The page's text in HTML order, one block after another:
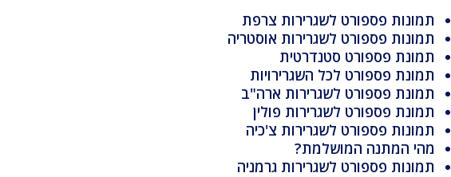
תמונות פספורט לשגרירות צרפת
תמונות פספורט לשגרירות אוסטריה
תמונת פספורט סטנדרטית
תמונת פספורט לכל השגרירויות
תמונת פספורט לשגרירות ארה"ב
תמונת פספורט לשגרירות פולין
תמונות פספורט לשגרירות צ'כיה
מהי המתנה המושלמת?
תמונות פספורט לשגרירות גרמניה